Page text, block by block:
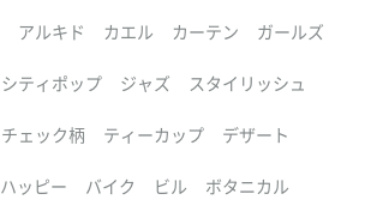
アルキド カエル カーテン ガールズ
シティポップ ジャズ スタイリッシュ
チェック柄 ティーカップ デザート
ハッピー バイク ビル ボタニカル